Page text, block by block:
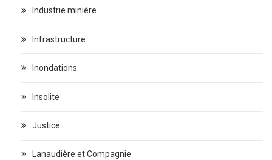
Industrie minière
Infrastructure
Inondations
Insolite
Justice
Lanaudière et Compagnie